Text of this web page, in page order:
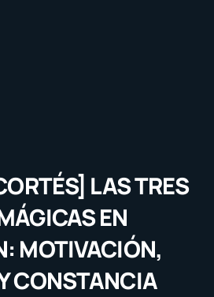
LAS TRES
EN
MOTIVACIÓN,
CONSTANCIA